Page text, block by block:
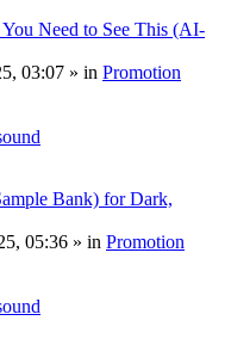
Need to See This (AI-
03:07 » in Promotion
Bank) for Dark,
05:36 » in Promotion